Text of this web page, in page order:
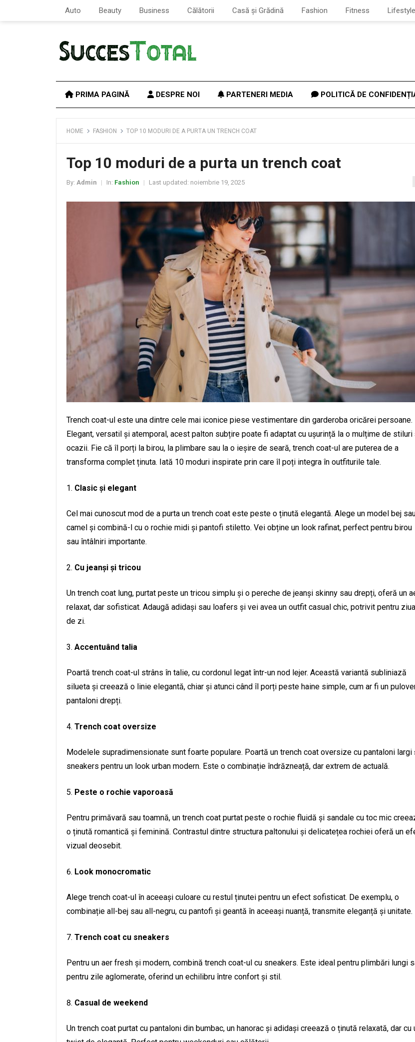
Auto Beauty Business Călătorii Casă și Grădină Fashion Fitness Lifestyle
PRIMA PAGINĂ DESPRE NOI PARTENERI MEDIA POLITICĂ DE
HOME FASHION TOP 10 MODURI DE A PURTA UN TRENCH COAT
Top 10 moduri de a purta un trench coat
By: Admin In: Fashion Last updated: noiembrie 19, 2025
Trench coat-ul este una dintre cele mai iconice piese vestimentare din garderoba oricărei persoane.
Elegant, versatil și atemporal, acest palton subțire poate fi adaptat cu ușurință la o mulțime de stiluri
ocazii. Fie că îl porți la birou, la plimbare sau la o ieșire de seară, trench coat-ul are puterea de a
transforma complet ținuta. Iată 10 moduri inspirate prin care îl poți integra în outfiturile tale.
Clasic și elegant
Cel mai cunoscut mod de a purta un trench coat este peste o ținută elegantă. Alege un model bej
camel și combină-l cu o rochie midi și pantofi stiletto. Vei obține un look rafinat, perfect pentru birou
sau întâlniri importante.
Cu jeanși și tricou
Un trench coat lung, purtat peste un tricou simplu și o pereche de jeanși skinny sau drepți, oferă un
relaxat, dar sofisticat. Adaugă adidași sau loafers și vei avea un outfit casual chic, potrivit pentru ziua
de zi.
Accentuând talia
Poartă trench coat-ul strâns în talie, cu cordonul legat într-un nod lejer. Această variantă subliniază
silueta și creează o linie elegantă, chiar și atunci când îl porți peste haine simple, cum ar fi un
pantaloni drepți.
Trench coat oversize
Modelele supradimensionate sunt foarte populare. Poartă un trench coat oversize cu pantaloni largi
sneakers pentru un look urban modern. Este o combinație îndrăzneață, dar extrem de actuală.
Peste o rochie vaporoasă
Pentru primăvară sau toamnă, un trench coat purtat peste o rochie fluidă și sandale cu toc mic
o ținută romantică și feminină. Contrastul dintre structura paltonului și delicatețea rochiei oferă un
vizual deosebit.
Look monocromatic
Alege trench coat-ul în aceeași culoare cu restul ținutei pentru un efect sofisticat. De exemplu, o
combinație all-bej sau all-negru, cu pantofi și geantă în aceeași nuanță, transmite eleganță și unitate.
Trench coat cu sneakers
Pentru un aer fresh și modern, combină trench coat-ul cu sneakers. Este ideal pentru plimbări lungi
pentru zile aglomerate, oferind un echilibru între confort și stil.
Casual de weekend
Un trench coat purtat cu pantaloni din bumbac, un hanorac și adidași creează o ținută relaxată, dar cu